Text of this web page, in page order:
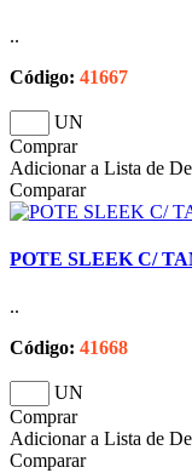
..
Código: 41667
UN
Comprar
Adicionar a Lista de
Comparar
POTE SLEEK C/
..
Código: 41668
UN
Comprar
Adicionar a Lista de
Comparar